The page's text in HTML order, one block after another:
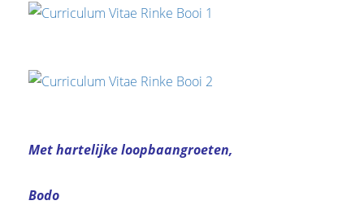
Met hartelijke loopbaangroeten,
Bodo